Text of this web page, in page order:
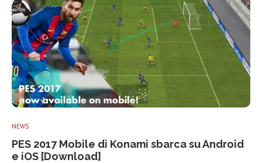
NEWS
PES 2017 Mobile di Konami sbarca su Android
e iOS [Download]